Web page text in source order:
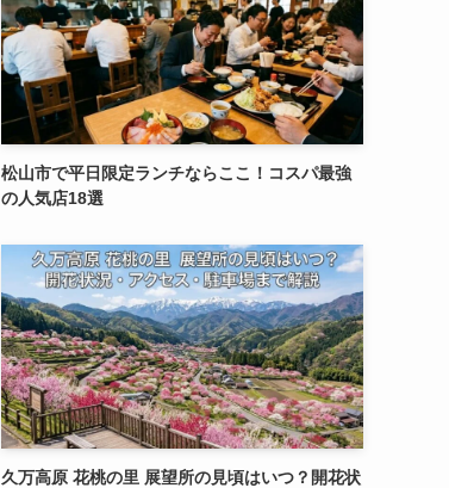
松山市で平日限定ランチならここ！コスパ最強
の人気店18選
久万高原 花桃の里 展望所の見頃はいつ？開花状